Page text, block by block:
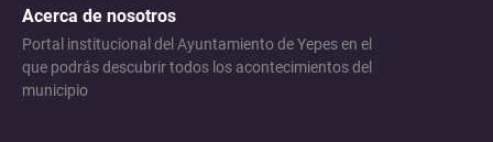
Acerca de nosotros
Portal institucional del Ayuntamiento de Yepes en el
que podrás descubrir todos los acontecimientos del
municipio